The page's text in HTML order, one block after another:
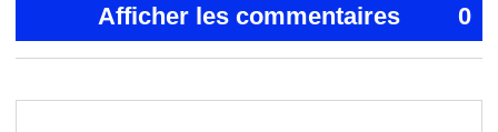
Afficher les commentaires 0